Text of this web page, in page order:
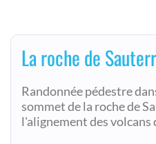
La roche de
Randonnée pédestre
sommet de la roche de
l'alignement des volcans